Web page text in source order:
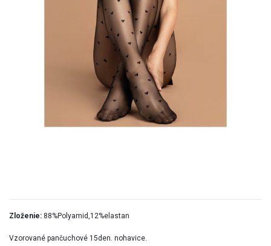
Zloženie: 88%Polyamid,12%elastan
Vzorované pančuchové 15den. nohavice.